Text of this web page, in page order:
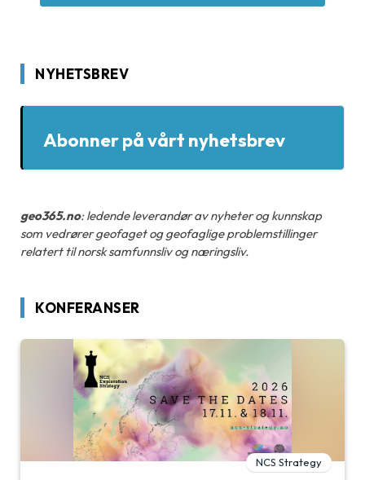
NYHETSBREV
Abonner på vårt nyhetsbrev
geo365.no: ledende leverandør av nyheter og kunnskap
som vedrører geofaget og geofaglige problemstillinger
relatert til norsk samfunnsliv og næringsliv.
KONFERANSER
NCS Strategy